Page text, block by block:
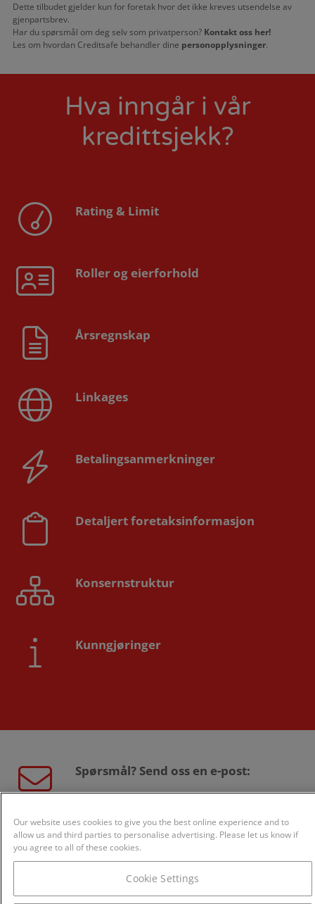
Dette tilbudet gjelder kun for foretak hvor det ikke kreves utsendelse av
gjenpartsbrev.
Har du spørsmål om deg selv som privatperson? Kontakt oss her!
Les om hvordan Creditsafe behandler dine personopplysninger.
Hva inngår i vår
kredittsjekk?
Rating & Limit
Roller og eierforhold
Årsregnskap
Linkages
Betalingsanmerkninger
Detaljert foretaksinformasjon
Konsernstruktur
Kunngjøringer
Spørsmål? Send oss en e-post:
800 24 868
Our website uses cookies to give you the best online experience and to
allow us and third parties to personalise advertising. Please let us know if
you agree to all of these cookies.
Cookie Settings